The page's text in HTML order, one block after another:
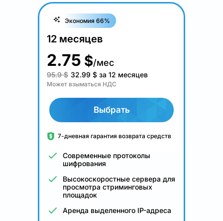
Экономия 66%
12 месяцев
2.75 $/мес
95.9 $ 32.99 $ за 12 месяцев
Может взыматься НДС
Выбрать
7-дневная гарантия возврата средств
Современные протоколы
шифрования
Высокоскоростные сервера для
просмотра стриминговых
площадок
Аренда выделенного IP-адреса